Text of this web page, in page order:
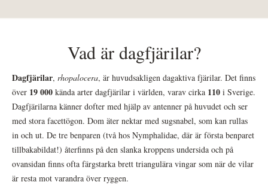
Vad är dagfjärilar?
Dagfjärilar, rhopalocera, är huvudsakligen dagaktiva fjärilar. Det finns
över 19 000 kända arter dagfjärilar i världen, varav cirka 110 i Sverige.
Dagfjärilarna känner dofter med hjälp av antenner på huvudet och ser
med stora facettögon. Dom äter nektar med sugsnabel, som kan rullas
in och ut. De tre benparen (två hos Nymphalidae, där är första benparet
tillbakabildat!) återfinns på den slanka kroppens undersida och på
ovansidan finns ofta färgstarka brett triangulära vingar som när de vilar
är resta mot varandra över ryggen.